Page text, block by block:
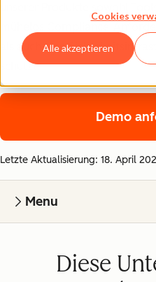
Cookies
Alle akzeptieren
unserer Produkte sowohl
mühelos Compliance-
als auch eine
schützt.
Demo
Letzte Aktualisierung: 18. April
Menu
Diese